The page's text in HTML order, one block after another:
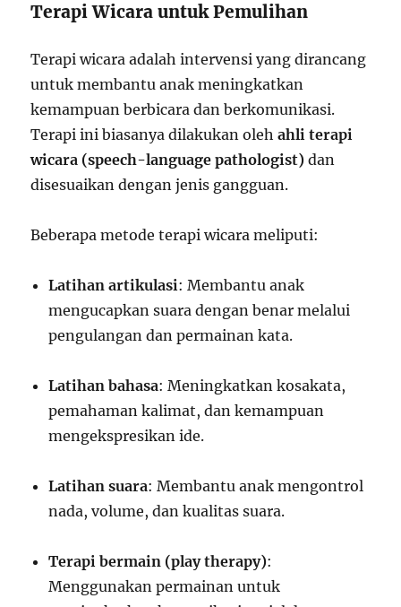
Terapi Wicara untuk Pemulihan
Terapi wicara adalah intervensi yang dirancang
untuk membantu anak meningkatkan
kemampuan berbicara dan berkomunikasi.
Terapi ini biasanya dilakukan olehahli terapi
wicara (speech-language pathologist) dan
disesuaikan dengan jenis gangguan.
Beberapa metode terapi wicara meliputi:
Latihan artikulasi: Membantu anak
mengucapkan suara dengan benar melalui
pengulangan dan permainan kata.
Latihan bahasa: Meningkatkan kosakata,
pemahaman kalimat, dan kemampuan
mengekspresikan ide.
Latihan suara: Membantu anak mengontrol
nada, volume, dan kualitas suara.
Terapi bermain (play therapy):
Menggunakan permainan untuk